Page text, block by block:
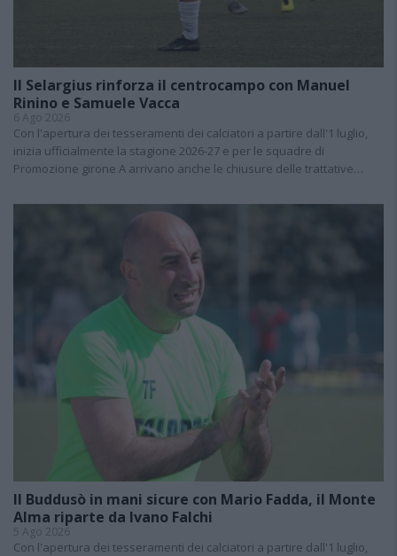
Il Selargius rinforza il centrocampo con Manuel
Rinino e Samuele Vacca
6 Ago 2026
Con l'apertura dei tesseramenti dei calciatori a partire dall'1 luglio,
inizia ufficialmente la stagione 2026-27 e per le squadre di
Promozione girone A arrivano anche le chiusure delle trattative…
Il Buddusò in mani sicure con Mario Fadda, il Monte
Alma riparte da Ivano Falchi
5 Ago 2026
Con l'apertura dei tesseramenti dei calciatori a partire dall'1 luglio,